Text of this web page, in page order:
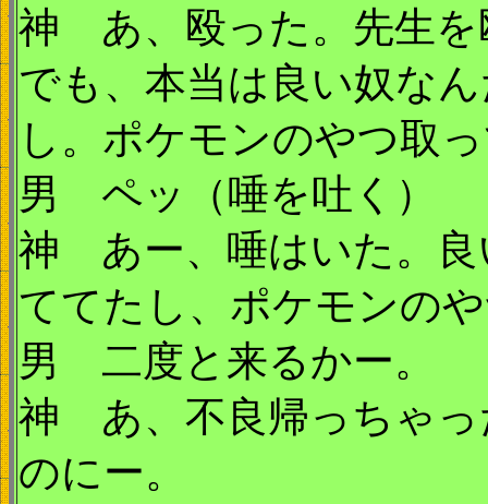
神 あ、殴った。先生を
でも、本当は良い奴な
し。ポケモンのやつ取
男 ペッ（唾を吐く）
神 あー、唾はいた。良
ててたし、ポケモンの
男 二度と来るかー。
神 あ、不良帰っちゃっ
のにー。